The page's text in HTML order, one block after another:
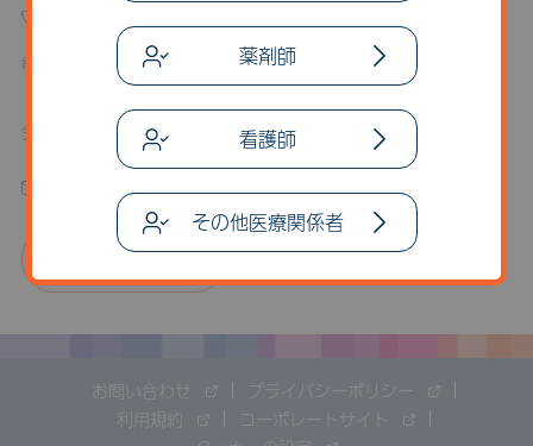
会員に関するお問い合わせ
medicalplusjapan@bmrn.com
新規会員登録
0120-555-386
電話受付時間 平日9:00～17:00
お問い合わせ
プライバシーポリシー
利用規約
コーポレートサイト
薬剤師
看護師
その他医療関係者